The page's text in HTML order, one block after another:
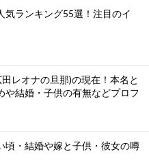
気ランキング55選！注目のイ
レオナの旦那)の現在！本名と
や結婚・子供の有無などプロフ
頃・結婚や嫁と子供・彼女の噂